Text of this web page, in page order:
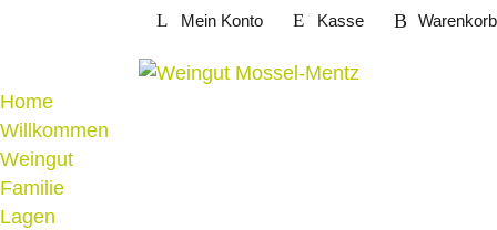
Mein Konto Kasse Warenkorb
Home
Willkommen
Weingut
Familie
Lagen